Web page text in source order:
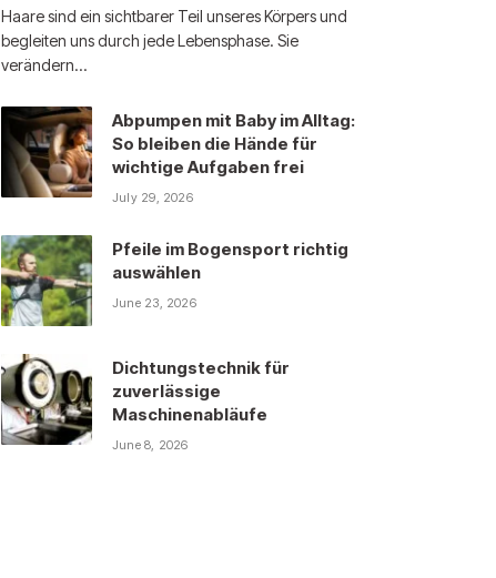
Haare sind ein sichtbarer Teil unseres Körpers und
begleiten uns durch jede Lebensphase. Sie
verändern…
Abpumpen mit Baby im Alltag:
So bleiben die Hände für
wichtige Aufgaben frei
July 29, 2026
Pfeile im Bogensport richtig
auswählen
June 23, 2026
Dichtungstechnik für
zuverlässige
Maschinenabläufe
June 8, 2026